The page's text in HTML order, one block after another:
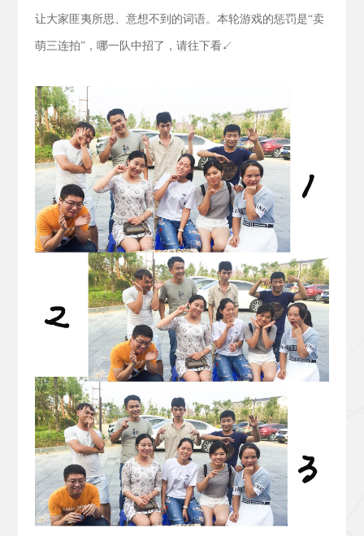
让大家匪夷所思、意想不到的词语。本轮游戏的惩罚是“卖
萌三连拍”，哪一队中招了，请往下看↙